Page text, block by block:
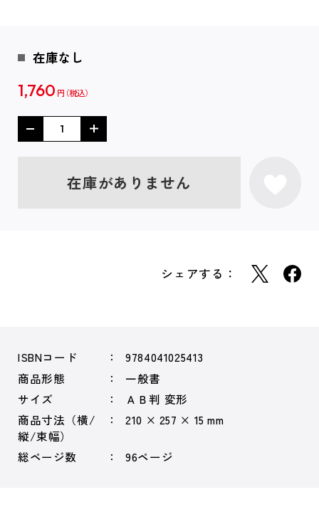
在庫なし
1,760 円
在庫がありません
シェアする：
ISBNコード
9784041025413
商品形態
一般書
サイズ
ＡＢ判 変形
商品寸法（横/
縦/束幅）
210 × 257 × 15 mm
総ページ数 96ページ